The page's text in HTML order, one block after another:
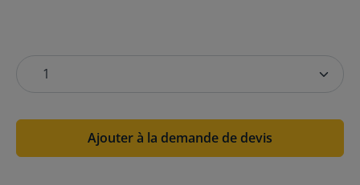
Ajouter à la demande de devis